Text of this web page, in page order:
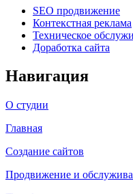
SEO продвижение
Контекстная реклама
Техническое
Доработка сайта
Навигация
О студии
Главная
Создание сайтов
Продвижение и